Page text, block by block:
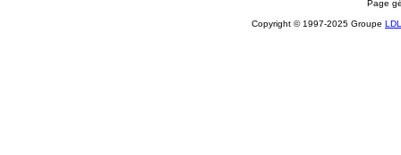
Page
Copyright © 1997-2025 Groupe